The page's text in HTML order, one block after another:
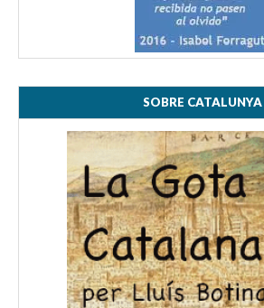
SOBRE CATALUNYA